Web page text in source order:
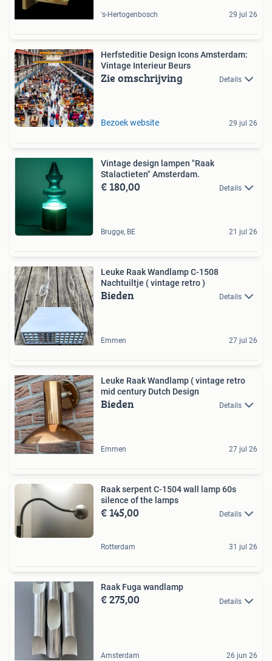
's-Hertogenbosch 29 jul 26
Herfsteditie Design Icons Amsterdam:
Vintage Interieur Beurs
Zie omschrijving Details
Bezoek website 29 jul 26
Vintage design lampen "Raak
Stalactieten" Amsterdam.
€ 180,00 Details
Brugge, BE 21 jul 26
Leuke Raak Wandlamp C-1508
Nachtuiltje ( vintage retro )
Bieden Details
Emmen 27 jul 26
Leuke Raak Wandlamp ( vintage retro
mid century Dutch Design
Bieden Details
Emmen 27 jul 26
Raak serpent C-1504 wall lamp 60s
silence of the lamps
€ 145,00 Details
Rotterdam 31 jul 26
Raak Fuga wandlamp
€ 275,00 Details
Amsterdam 26 jun 26